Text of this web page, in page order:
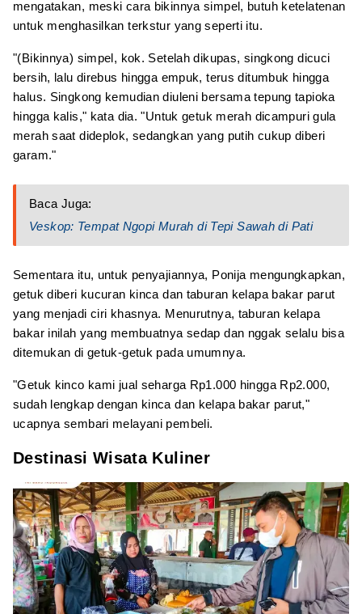
mengatakan, meski cara bikinnya simpel, butuh ketelatenan
untuk menghasilkan terkstur yang seperti itu.
"(Bikinnya) simpel, kok. Setelah dikupas, singkong dicuci
bersih, lalu direbus hingga empuk, terus ditumbuk hingga
halus. Singkong kemudian diuleni bersama tepung tapioka
hingga kalis," kata dia. "Untuk getuk merah dicampuri gula
merah saat dideplok, sedangkan yang putih cukup diberi
garam."
Baca Juga:
Veskop: Tempat Ngopi Murah di Tepi Sawah di Pati
Sementara itu, untuk penyajiannya, Ponija mengungkapkan,
getuk diberi kucuran kinca dan taburan kelapa bakar parut
yang menjadi ciri khasnya. Menurutnya, taburan kelapa
bakar inilah yang membuatnya sedap dan nggak selalu bisa
ditemukan di getuk-getuk pada umumnya.
"Getuk kinco kami jual seharga Rp1.000 hingga Rp2.000,
sudah lengkap dengan kinca dan kelapa bakar parut,"
ucapnya sembari melayani pembeli.
Destinasi Wisata Kuliner